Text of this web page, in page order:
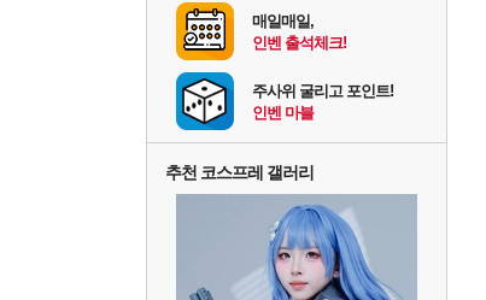
매일매일,
인벤 출석체크!
주사위 굴리고 포인트!
인벤 마블
추천 코스프레 갤러리